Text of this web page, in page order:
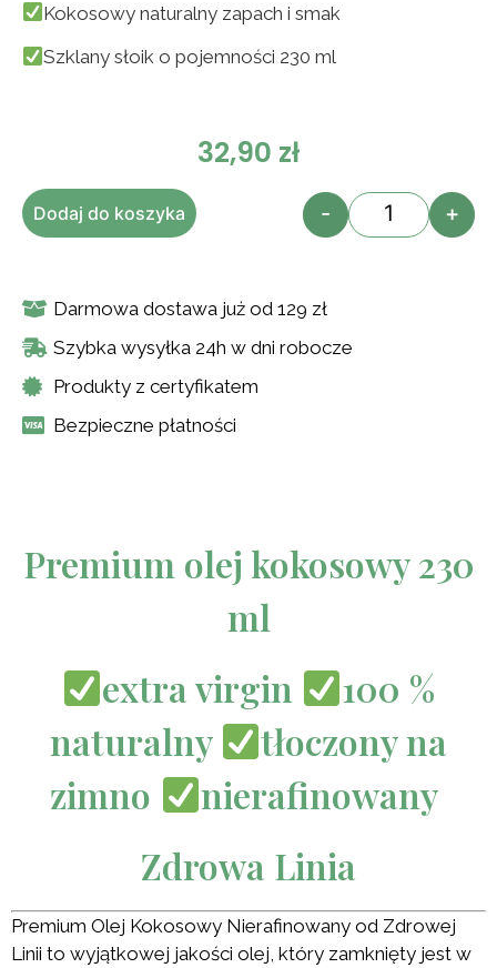
Kokosowy naturalny zapach i smak
Szklany słoik o pojemności 230 ml
32,90 zł
- +
Dodaj do koszyka
Darmowa dostawa już od 129 zł
Szybka wysyłka 24h w dni robocze
Produkty z certyfikatem
Bezpieczne płatności
Premium olej kokosowy 230
ml
extra virgin
100 %
naturalny
tłoczony na
zimno
nierafinowany
Zdrowa Linia
Premium Olej Kokosowy Nierafinowany od Zdrowej
Linii to wyjątkowej jakości olej, który zamknięty jest w